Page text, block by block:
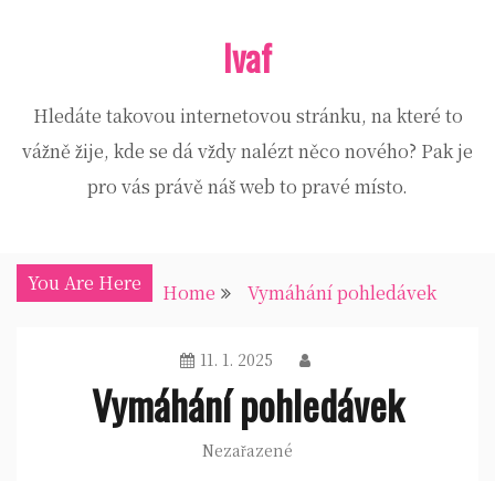
Ivaf
Hledáte takovou internetovou stránku, na které to
vážně žije, kde se dá vždy nalézt něco nového? Pak je
pro vás právě náš web to pravé místo.
You Are Here Home Vymáhání pohledávek
11. 1. 2025
Vymáhání pohledávek
Nezařazené